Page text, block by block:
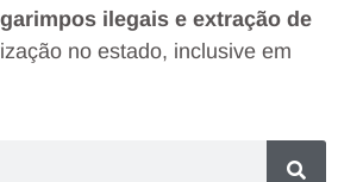
garimpos ilegais e extração de
no estado, inclusive em